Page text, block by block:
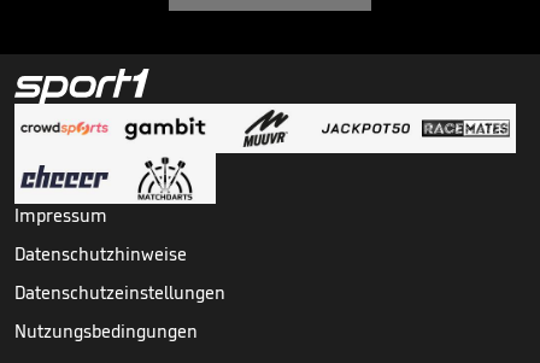
Impressum
Datenschutzhinweise
Datenschutzeinstellungen
Nutzungsbedingungen